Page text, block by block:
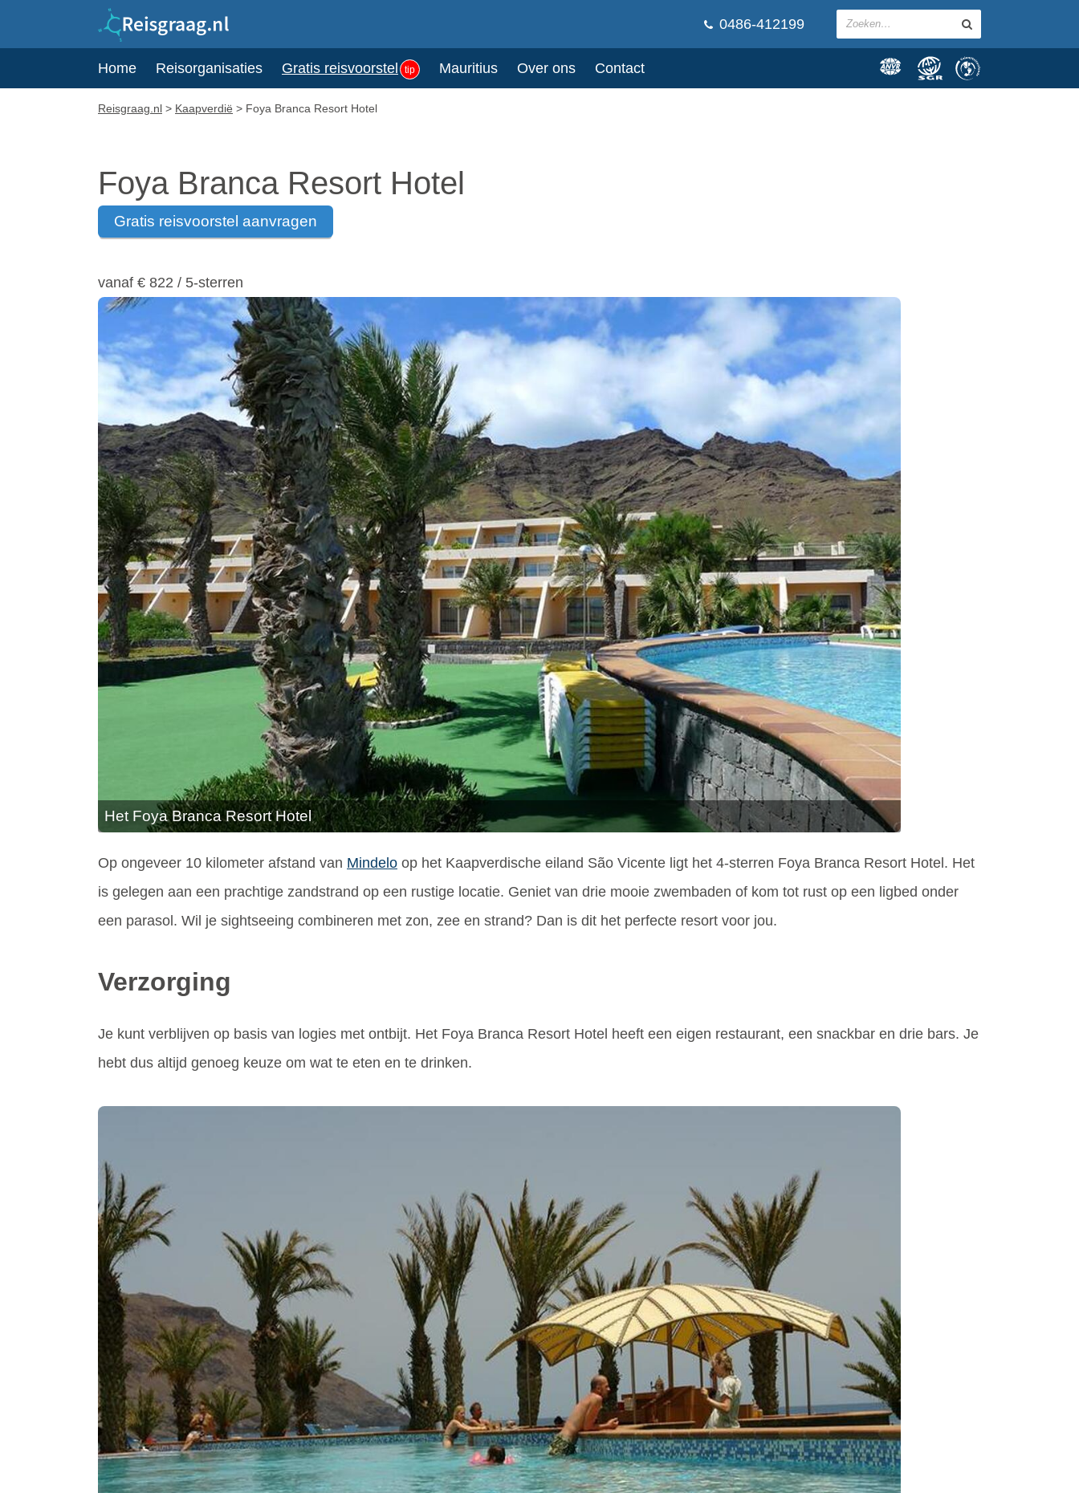
0486-412199
Home Reisorganisaties Gratis reisvoorstel tip Mauritius Over ons Contact
Reisgraag.nl > Kaapverdië > Foya Branca Resort Hotel
Foya Branca Resort Hotel
gratis reisvoorstel aanvragen
vanaf € 822 / 5-sterren
Het Foya Branca Resort Hotel
Op ongeveer 10 kilometer afstand van Mindelo op het Kaapverdische eiland São Vicente ligt het 4-sterren Foya Branca Resort Hotel. Het
is gelegen aan een prachtige zandstrand op een rustige locatie. Geniet van drie mooie zwembaden of kom tot rust op een ligbed onder
een parasol. Wil je sightseeing combineren met zon, zee en strand? Dan is dit het perfecte resort voor jou.
Verzorging
Je kunt verblijven op basis van logies met ontbijt. Het Foya Branca Resort Hotel heeft een eigen restaurant, een snackbar en drie bars. Je
hebt dus altijd genoeg keuze om wat te eten en te drinken.